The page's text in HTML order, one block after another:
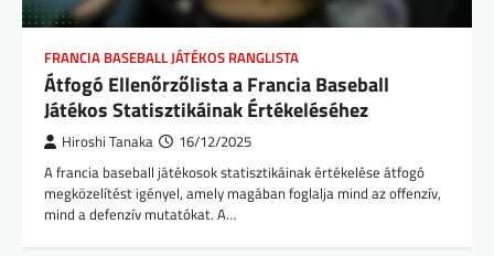
FRANCIA BASEBALL JÁTÉKOS RANGLISTA
Átfogó Ellenőrzőlista a Francia Baseball
Játékos Statisztikáinak Értékeléséhez
Hiroshi Tanaka 16/12/2025
A francia baseball játékosok statisztikáinak értékelése átfogó
megközelítést igényel, amely magában foglalja mind az offenzív,
mind a defenzív mutatókat. A…